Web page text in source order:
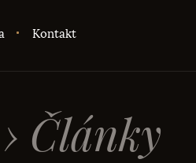
Kontakt
› Články